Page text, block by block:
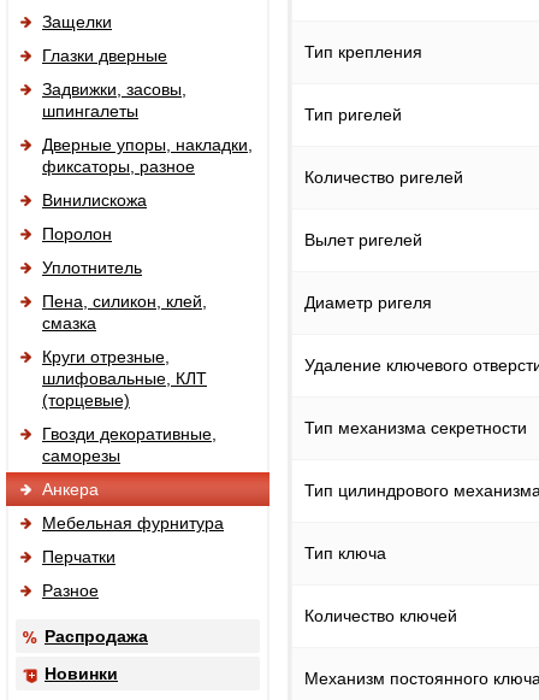
Защелки
Глазки дверные
Задвижки, засовы,
шпингалеты
Дверные упоры, накладки,
фиксаторы, разное
Винилискожа
Поролон
Уплотнитель
Пена, силикон, клей,
смазка
Круги отрезные,
шлифовальные, КЛТ
(торцевые)
Гвозди декоративные,
саморезы
Анкера
Мебельная фурнитура
Перчатки
Разное
Распродажа
Новинки
Тип крепления
Тип ригелей
Количество ригелей
Вылет ригелей
Диаметр ригеля
Удаление ключевого
Тип механизма секретности
Тип цилиндрового
Тип ключа
Количество ключей
Механизм постоянного